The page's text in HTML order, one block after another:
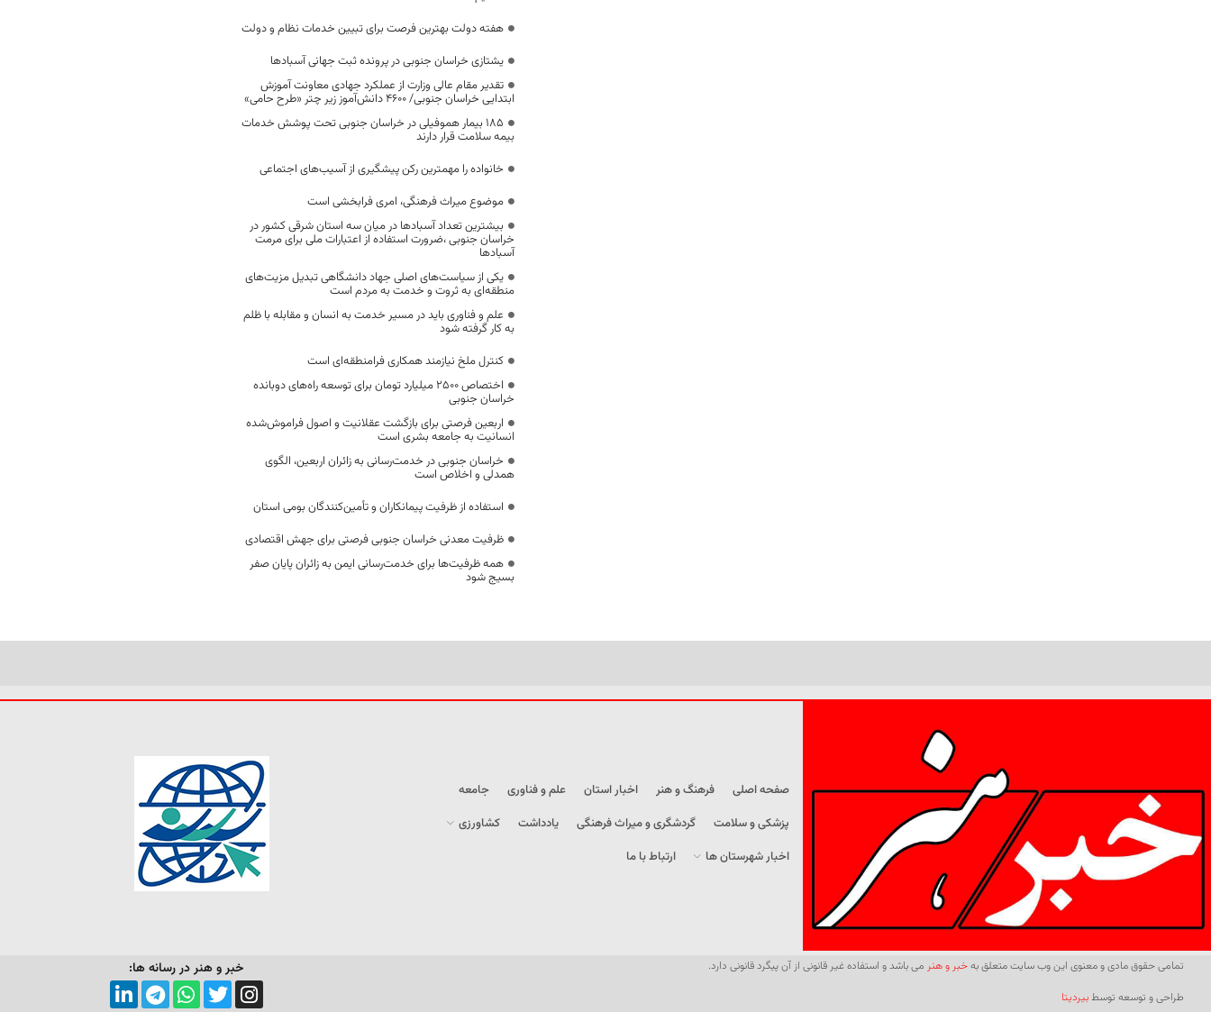
هفته دولت بهترین فرصت برای تبیین خدمات نظام و دولت
یشتازی خراسان جنوبی در پرونده ثبت جهانی آسبادها
تقدیر مقام عالی وزارت از عملکرد جهادی معاونت آموزش
ابتدایی خراسان جنوبی/ ۴۶۰۰ دانش‌آموز زیر چتر «طرح حامی»
۱۸۵ بیمار هموفیلی در خراسان جنوبی تحت پوشش خدمات
بیمه سلامت قرار دارند
خانواده را مهمترین رکن پیشگیری از آسیب‌های اجتماعی
موضوع میراث فرهنگی، امری فرابخشی است
بیشترین تعداد آسبادها در میان سه استان شرقی کشور در
خراسان جنوبی ،ضرورت استفاده از اعتبارات ملی برای مرمت
آسبادها
یکی از سیاست‌های اصلی جهاد دانشگاهی تبدیل مزیت‌های
منطقه‌ای به ثروت و خدمت به مردم است
علم و فناوری باید در مسیر خدمت به انسان و مقابله با ظلم
به کار گرفته شود
کنترل ملخ نیازمند همکاری فرامنطقه‌ای است
اختصاص 2500 میلیارد تومان برای توسعه راه‌های دوبانده
خراسان جنوبی
اربعین فرصتی برای بازگشت عقلانیت و اصول فراموش‌شده
انسانیت به جامعه بشری است
خراسان جنوبی در خدمت‌رسانی به زائران اربعین، الگوی
همدلی و اخلاص است
استفاده از ظرفیت پیمانکاران و تأمین‌کنندگان بومی استان
ظرفیت معدنی خراسان جنوبی فرصتی برای جهش اقتصادی
همه ظرفیت‌ها برای خدمت‌رسانی ایمن به زائران پایان صفر
بسیج شود
صفحه اصلی فرهنگ و هنر اخبار استان علم و فناوری
جامعه
پزشکی و سلامت
گردشگری و میراث فرهنگی یادداشت
کشاورزی
اخبار شهرستان ها
ارتباط با ما
تمامی حقوق مادی و معنوی این وب سایت متعلق بهخبر و هنر می باشد و استفاده غیر قانونی از آن پیگرد قانونی دارد.
طراحی و توسعه توسطبیردیتا
خبر و هنر در رسانه ها: